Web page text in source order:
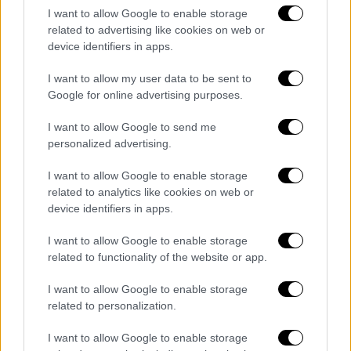
I want to allow Google to enable storage
related to advertising like cookies on web or
device identifiers in apps.
I want to allow my user data to be sent to
Google for online advertising purposes.
I want to allow Google to send me
personalized advertising.
I want to allow Google to enable storage
related to analytics like cookies on web or
device identifiers in apps.
I want to allow Google to enable storage
related to functionality of the website or app.
I want to allow Google to enable storage
related to personalization.
I want to allow Google to enable storage
Ζήτησε σεβασμό ο Μελισσανίδης
Μάλιστα ο Μελισσανίδης μίλησε σε αυστηρό
ύφος προς τους απεσταλμένους των
FIFA/UEFA λέγοντας: «Η ΑΕΚ λέει "ναι" σε
όλες τις αλλαγές που πρέπει να γίνουν για
να γίνει καλύτερο το ελληνικό ποδόσφαιρο
και πιο ανταγωνιστικό. Φτιάξτε τη διαιτησία
καλύτερη όπως εσείς γνωρίζετε, εμείς
σεβασμό απέναντι στο ελληνικό ποδόσφαιρο
από εσάς. Βρίσκεστε στη χώρα μου τρία
χρόνια. Τι έχετε κάνει; Εχετε αποτύχει. Σαν
Ελληνας επιχειρηματίας και Ελληνας
πολίτης δεν δέχομαι αυτή την κηδεμονία. Να
συμφωνήσουμε σε όλα για το καλό του